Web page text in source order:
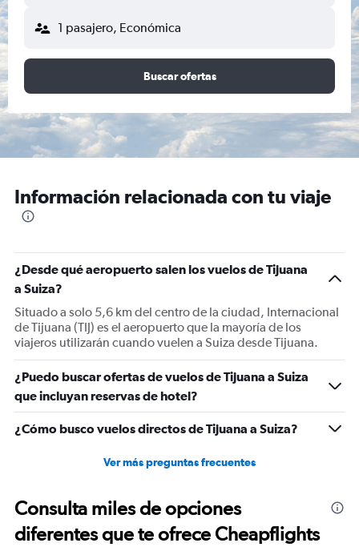
1 pasajero, Económica
Buscar ofertas
Información relacionada con tu viaje
¿Desde qué aeropuerto salen los vuelos de Tijuana
a Suiza?
Situado a solo 5,6 km del centro de la ciudad, Internacional
de Tijuana (TIJ) es el aeropuerto que la mayoría de los
viajeros utilizarán cuando vuelen a Suiza desde Tijuana.
¿Puedo buscar ofertas de vuelos de Tijuana a Suiza
que incluyan reservas de hotel?
¿Cómo busco vuelos directos de Tijuana a Suiza?
Ver más preguntas frecuentes
Consulta miles de opciones
diferentes que te ofrece Cheapflights